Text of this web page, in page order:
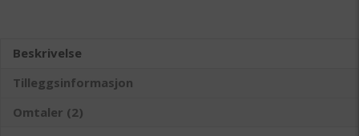
Beskrivelse
Tilleggsinformasjon
Omtaler (2)